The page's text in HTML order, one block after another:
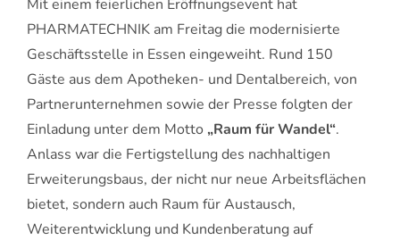
Mit einem feierlichen Eröffnungsevent hat
PHARMATECHNIK am Freitag die modernisierte
Geschäftsstelle in Essen eingeweiht. Rund 150
Gäste aus dem Apotheken- und Dentalbereich, von
Partnerunternehmen sowie der Presse folgten der
Einladung unter dem Motto „Raum für Wandel“.
Anlass war die Fertigstellung des nachhaltigen
Erweiterungsbaus, der nicht nur neue Arbeitsflächen
bietet, sondern auch Raum für Austausch,
Weiterentwicklung und Kundenberatung auf